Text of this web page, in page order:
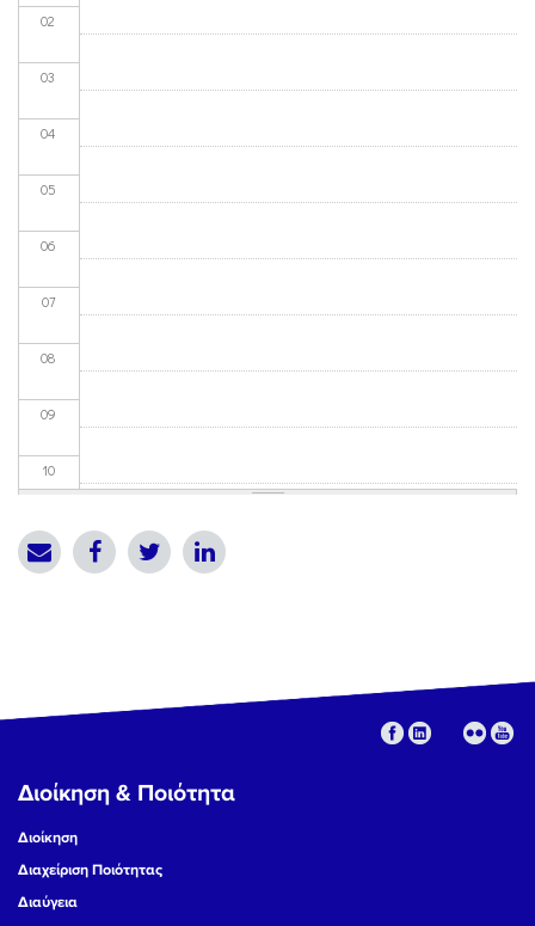
02
03
04
05
06
07
08
09
10
16
17
Διοίκηση & Ποιότητα
Διοίκηση
Διαχείριση Ποιότητας
Διαύγεια